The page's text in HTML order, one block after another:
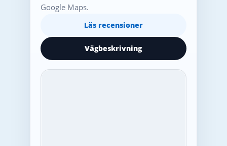
Google Maps.
Läs recensioner
Vägbeskrivning